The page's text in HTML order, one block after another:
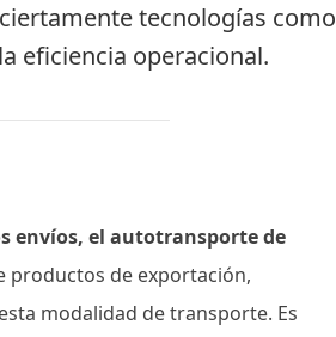
tecnologías como
eficiencia operacional.
envíos, el autotransporte de
productos de exportación,
modalidad de transporte. Es